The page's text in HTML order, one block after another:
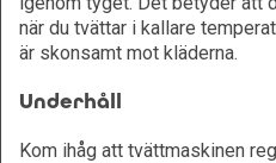
när du tvättar i kallare
är skonsamt mot kläderna.
Underhåll
Kom ihåg att tvättmaskinen